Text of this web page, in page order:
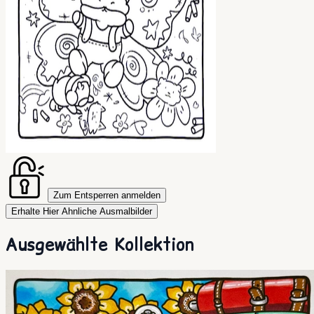
Zum Entsperren anmelden
Erhalte Hier Ahnliche Ausmalbilder
Ausgewählte Kollektion